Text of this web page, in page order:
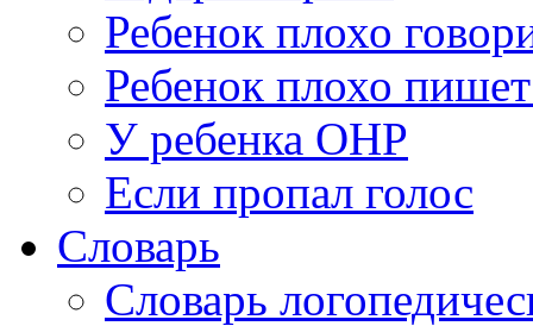
Ребенок плохо
Ребенок плохо
У ребенка ОНР
Если пропал голос
Словарь
Словарь